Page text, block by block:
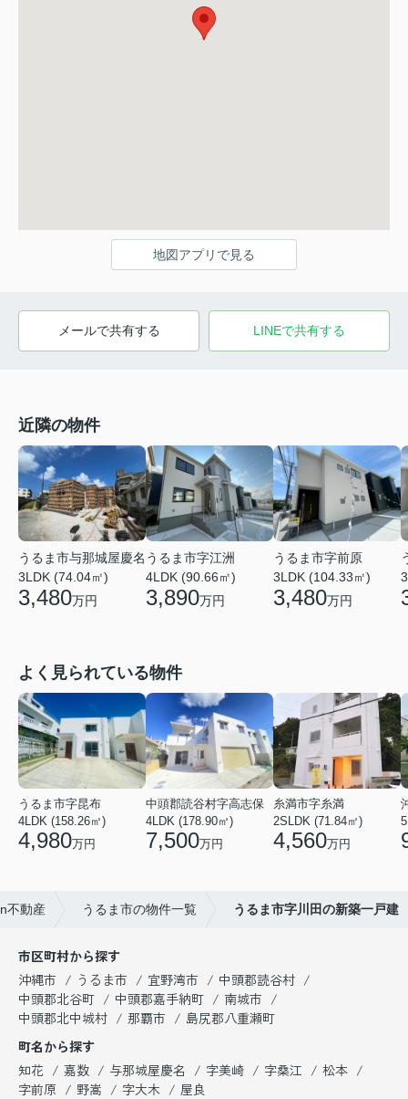
地図アプリで見る
メールで共有する LINEで共有する
近隣の物件
うるま市与那城屋慶名
3LDK (74.04㎡)
3,480万円
うるま市字江洲
4LDK (90.66㎡)
3,890万円
うるま市字前原
3LDK (104.33㎡)
3,480万円
よく見られている物件
うるま市字昆布
4LDK (158.26㎡)
4,980万円
中頭郡読谷村字高志保
4LDK (178.90㎡)
7,500万円
糸満市字糸満
2SLDK (71.84㎡)
4,560万円
不動産 うるま市の物件一覧 うるま市字川田の新築一戸建
市区町村から探す
沖縄市
うるま市 宜野湾市
中頭郡読谷村
中頭郡北谷町
中頭郡嘉手納町
南城市
中頭郡北中城村
那覇市
島尻郡八重瀬町
町名から探す
知花
嘉数 与那城屋慶名 字美崎 字桑江
松本
字前原
野嵩 字大木
屋良